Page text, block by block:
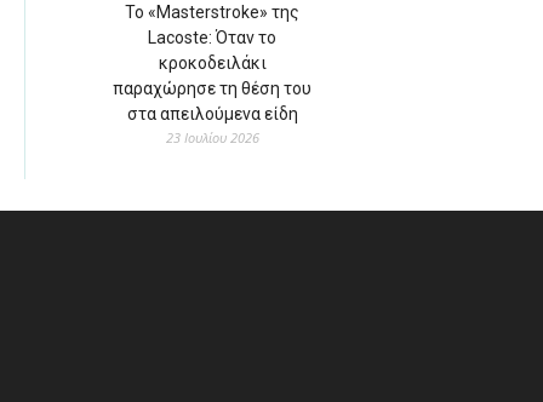
Το «Masterstroke» της
Lacoste: Όταν το
κροκοδειλάκι
παραχώρησε τη θέση του
στα απειλούμενα είδη
23 Ιουλίου 2026